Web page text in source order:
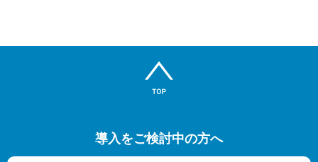
導入をご検討中の方へ